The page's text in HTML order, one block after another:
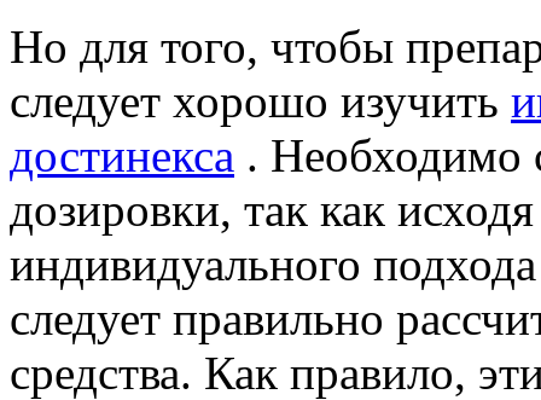
Но для того, чтобы
следует хорошо изучить
достинекса . Необходимо
дозировки, так как
индивидуального
следует правильно
средства. Как правило,